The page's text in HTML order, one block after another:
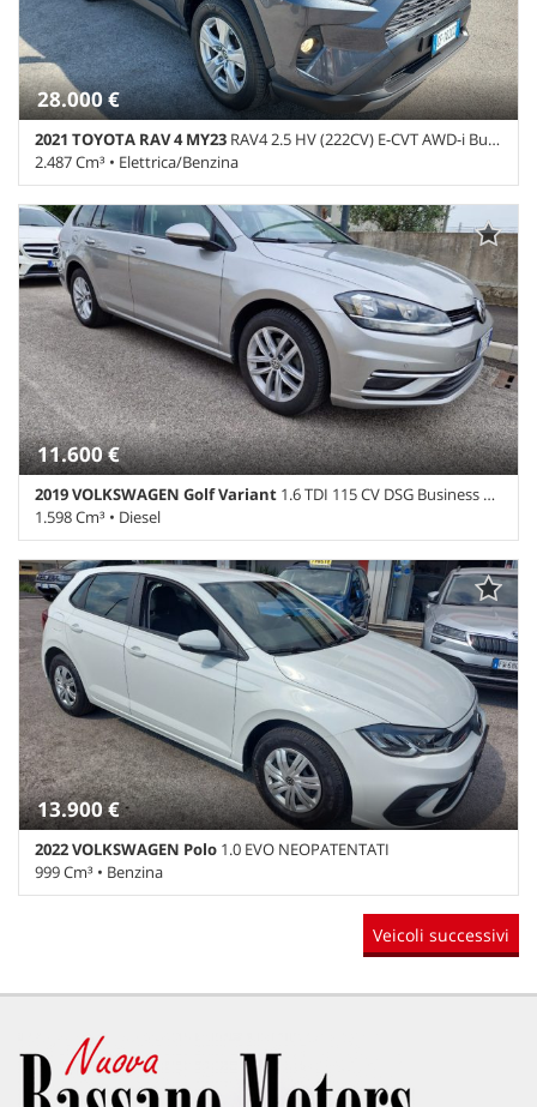
Servosterzo • Specchietti laterali elettrici
28.000 €
2021 TOYOTA RAV 4 MY23 RAV4 2.5 HV (222CV) E-CVT AWD-i Business
2.487 Cm³ • Elettrica/Benzina
38.912 Km • Cambio Automatico • Grigio scuro metallizzato • 5
Porte • ABS • Adaptive Cruise Control • Airbag laterali • Airbag
testa • Alzacristalli elettrici • Autoradio • Autoradio digitale •
Bluetooth • Bracciolo • Cerchi in lega • Chiusura centralizzata •
Climatizzatore • Controllo trazione • Cruise Control • ESP • Fari
LED • Fendinebbia • Immobilizzatore elettronico •
Riconoscimento dei segnali stradali • Sensore di luce • Sensore di
pioggia • Sensori di parcheggio posteriori • Servosterzo •
Navigatore satellitare • Specchietti laterali elettrici • Telecamera
per parcheggio assistito • Trazione integrale
11.600 €
2019 VOLKSWAGEN Golf Variant 1.6 TDI 115 CV DSG Business BlueMot. Tech SU APPUN
1.598 Cm³ • Diesel
119.000 Km • Cambio Automatico (7) • Grigio metallizzato • 5
Porte • ABS • Adaptive Cruise Control • Airbag • Airbag laterali •
Airbag Passeggero • Airbag testa • Alzacristalli elettrici • Autoradio
• Autoradio digitale • Bluetooth • Bracciolo • Cerchi in lega •
Chiusura centralizzata • Climatizzatore • Climatizzatore
automatico, 2 zone • Controllo trazione • Cruise Control • ESP •
Fendinebbia • Filtro antiparticolato • Frenata d'emergenza
assistita • Immobilizzatore elettronico • Sedile posteriore
sdoppiato • Sensori di parcheggio posteriori • Servosterzo •
Specchietti laterali elettrici
13.900 €
2022 VOLKSWAGEN Polo 1.0 EVO NEOPATENTATI
999 Cm³ • Benzina
63.967 Km • Cambio Manuale (5) • Bianco pastello • 5 Porte • ABS •
Airbag • Airbag laterali • Airbag Passeggero • Airbag testa •
Alzacristalli elettrici • Autoradio • Autoradio digitale • Bluetooth •
Controllo trazione • Cronologia tagliandi • ESP • Immobilizzatore
pneumatici • Sensori di parcheggio anteriori • Sensori di
parcheggio posteriori • Servosterzo • Specchietti laterali elettrici •
USB • Volante multifunzione
Veicoli successivi